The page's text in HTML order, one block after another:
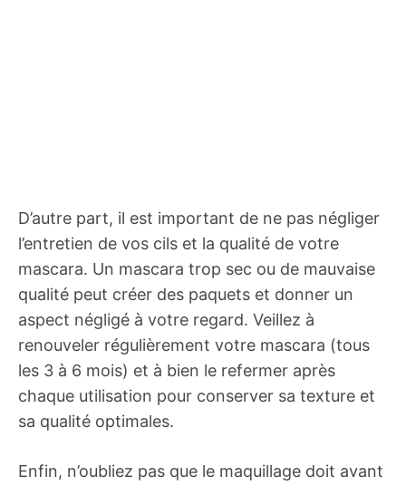
D’autre part, il est important de ne pas négliger
l’entretien de vos cils et la qualité de votre
mascara. Un mascara trop sec ou de mauvaise
qualité peut créer des paquets et donner un
aspect négligé à votre regard. Veillez à
renouveler régulièrement votre mascara (tous
les 3 à 6 mois) et à bien le refermer après
chaque utilisation pour conserver sa texture et
sa qualité optimales.
Enfin, n’oubliez pas que le maquillage doit avant